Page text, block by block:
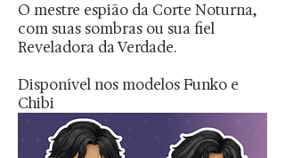
O mestre espião da Corte Noturna,
com suas sombras ou sua fiel
Reveladora da Verdade.
Disponível nos modelos Funko e
Chibi